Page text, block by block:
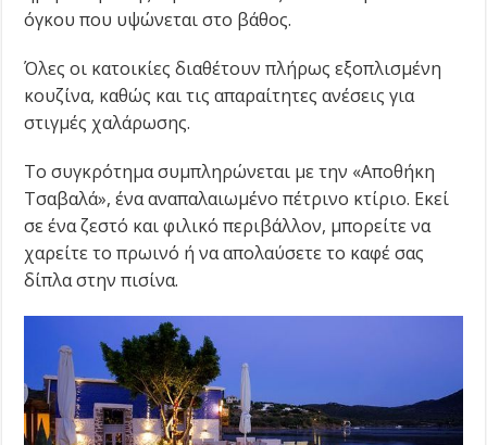
όγκου που υψώνεται στο βάθος.
Όλες οι κατοικίες διαθέτουν πλήρως εξοπλισμένη
κουζίνα, καθώς και τις απαραίτητες ανέσεις για
στιγμές χαλάρωσης.
Το συγκρότημα συμπληρώνεται με την «Αποθήκη
Τσαβαλά», ένα αναπαλαιωμένο πέτρινο κτίριο. Εκεί
σε ένα ζεστό και φιλικό περιβάλλον, μπορείτε να
χαρείτε το πρωινό ή να απολαύσετε το καφέ σας
δίπλα στην πισίνα.